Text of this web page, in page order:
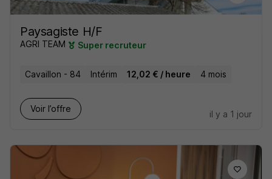
Paysagiste H/F
AGRI TEAM Super recruteur
Cavaillon - 84 Intérim 12,02 € / heure 4 mois
Voir l’offre
il y a 1 jour